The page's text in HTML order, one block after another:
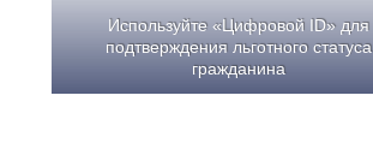
Используйте «Цифровой ID» для
подтверждения льготного статуса
гражданина